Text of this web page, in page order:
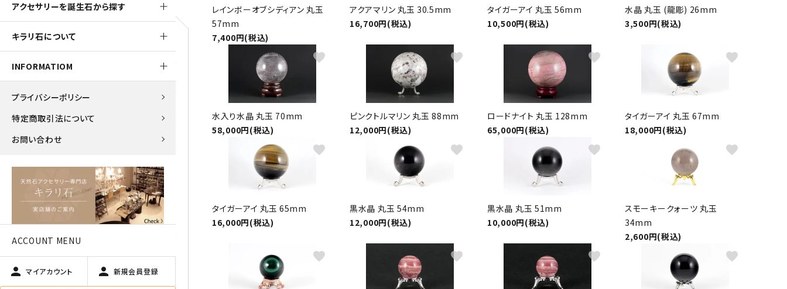
パイライト ピンクオパール ブラッドストーン
ブルーレースアゲート フローライト ヘミモルファイト
ユナカイト
ラブラドライト ルチルクォーツ
ローズクォーツ ロードクロサイト その他天然石
1月 Jan 2月 Feb
5月 May 6月 Jun 7月 Jul
9月 Sep 10月 Oct
アクセサリーを誕生石から探す
キラリ石について
INFORMATIOM
プライバシーポリシー
特定商取引法について
お問い合わせ
ACCOUNT MENU
person マイアカウント person 新規会員登録
レインボーオブシディアン 丸玉
57mm
7,400円(税込)
アクアマリン 丸玉 30.5mm
16,700円(税込)
タイガーアイ 丸玉 56mm
10,500円(税込)
水晶 丸玉 (龍彫) 26mm
3,500円(税込)
水入り水晶 丸玉 70mm
58,000円(税込)
favorite
ピンクトルマリン 丸玉 88mm
12,000円(税込)
favorite
ロードナイト 丸玉 128mm
65,000円(税込)
favorite
タイガーアイ 丸玉 67mm
18,000円(税込)
favorite
タイガーアイ 丸玉 65mm
16,000円(税込)
favorite
黒水晶 丸玉 54mm
12,000円(税込)
favorite
黒水晶 丸玉 51mm
10,000円(税込)
favorite
スモーキークォーツ 丸玉
34mm
2,600円(税込)
favorite
favorite favorite favorite favorite
原石
アマゾナイト
アメジスト
エメラルド